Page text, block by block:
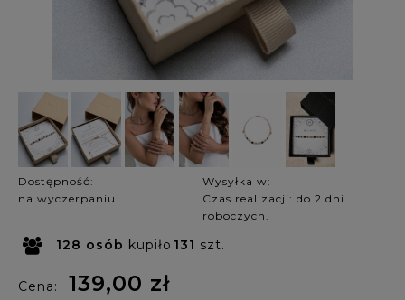
Dostępność:
na wyczerpaniu
Wysyłka w:
Czas realizacji: do 2 dni
roboczych.
128 osób kupiło 131 szt.
Cena: 139,00 zł